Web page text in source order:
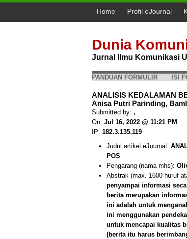
Home Profil eJournal
Dunia
Jurnal Ilmu Komunikasi
PANDUAN FORMULIR ISI
ANALISIS KEDALAMAN
Anisa Putri Parinding,
Submitted by: ,
On: Jul 16, 2022 @ 11:21 PM
IP: 182.3.135.119
Judul artikel eJournal:
POS
Pengarang (nama mhs):
Abstrak (max. 1600 huruf
penyampai informasi
berita merupakan
ini adalah untuk
ini menggunakan
untuk mencapai kualitas
(berita itu harus